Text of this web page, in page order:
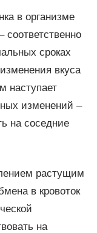
в организме
сроках
вкуса
наступает
изменений –
на соседние
растущим
в кровоток
на